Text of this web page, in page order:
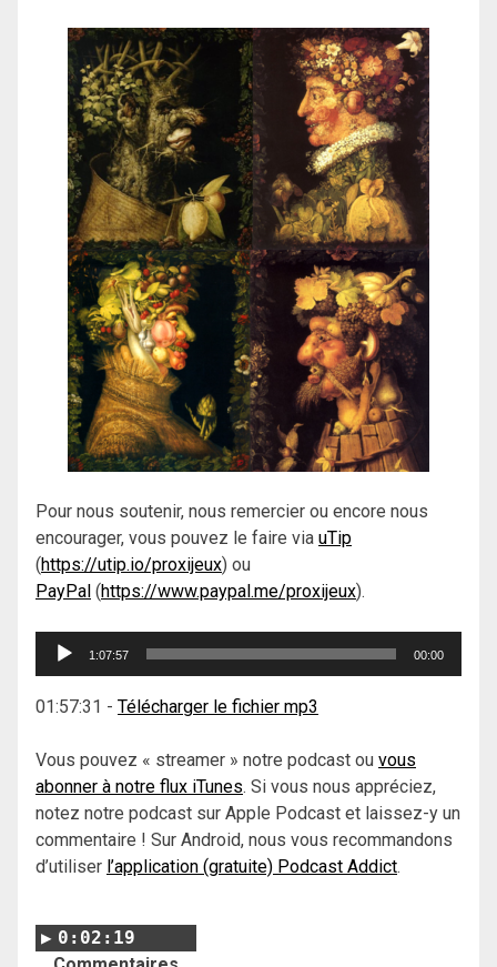
Pour nous soutenir, nous remercier ou encore nous
encourager, vous pouvez le faire via uTip
(https://utip.io/proxijeux) ou
PayPal (https://www.paypal.me/proxijeux).
Lecteur
1:07:57 00:00
01:57:31 - Télécharger le fichier mp3
Vous pouvez « streamer » notre podcast ou vous
abonner à notre flux iTunes. Si vous nous appréciez,
notez notre podcast sur Apple Podcast et laissez-y un
commentaire ! Sur Android, nous vous recommandons
d’utiliser l’application (gratuite) Podcast Addict.
0:02:19